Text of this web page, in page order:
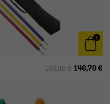
163,00 € 146,70 €